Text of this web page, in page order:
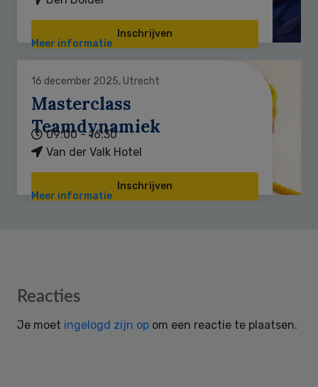
Inschrijven
Meer informatie
16 december 2025, Utrecht
Masterclass
Teamdynamiek
09:00 - 16:30
Van der Valk Hotel
Inschrijven
Meer informatie
Reader
Reacties
Je moet ingelogd zijn op om een reactie te plaatsen.